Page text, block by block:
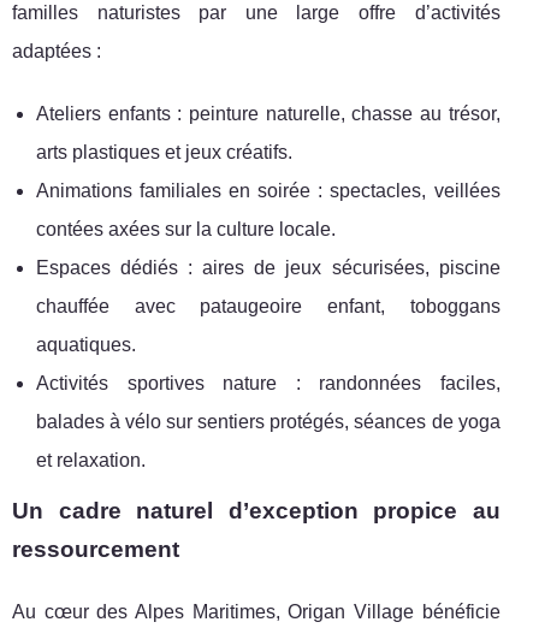
familles naturistes par une large offre d’activités
adaptées :
Ateliers enfants : peinture naturelle, chasse au trésor,
arts plastiques et jeux créatifs.
Animations familiales en soirée : spectacles, veillées
contées axées sur la culture locale.
Espaces dédiés : aires de jeux sécurisées, piscine
chauffée avec pataugeoire enfant, toboggans
aquatiques.
Activités sportives nature : randonnées faciles,
balades à vélo sur sentiers protégés, séances de yoga
et relaxation.
Un cadre naturel d’exception propice au
ressourcement
Au cœur des Alpes Maritimes, Origan Village bénéficie